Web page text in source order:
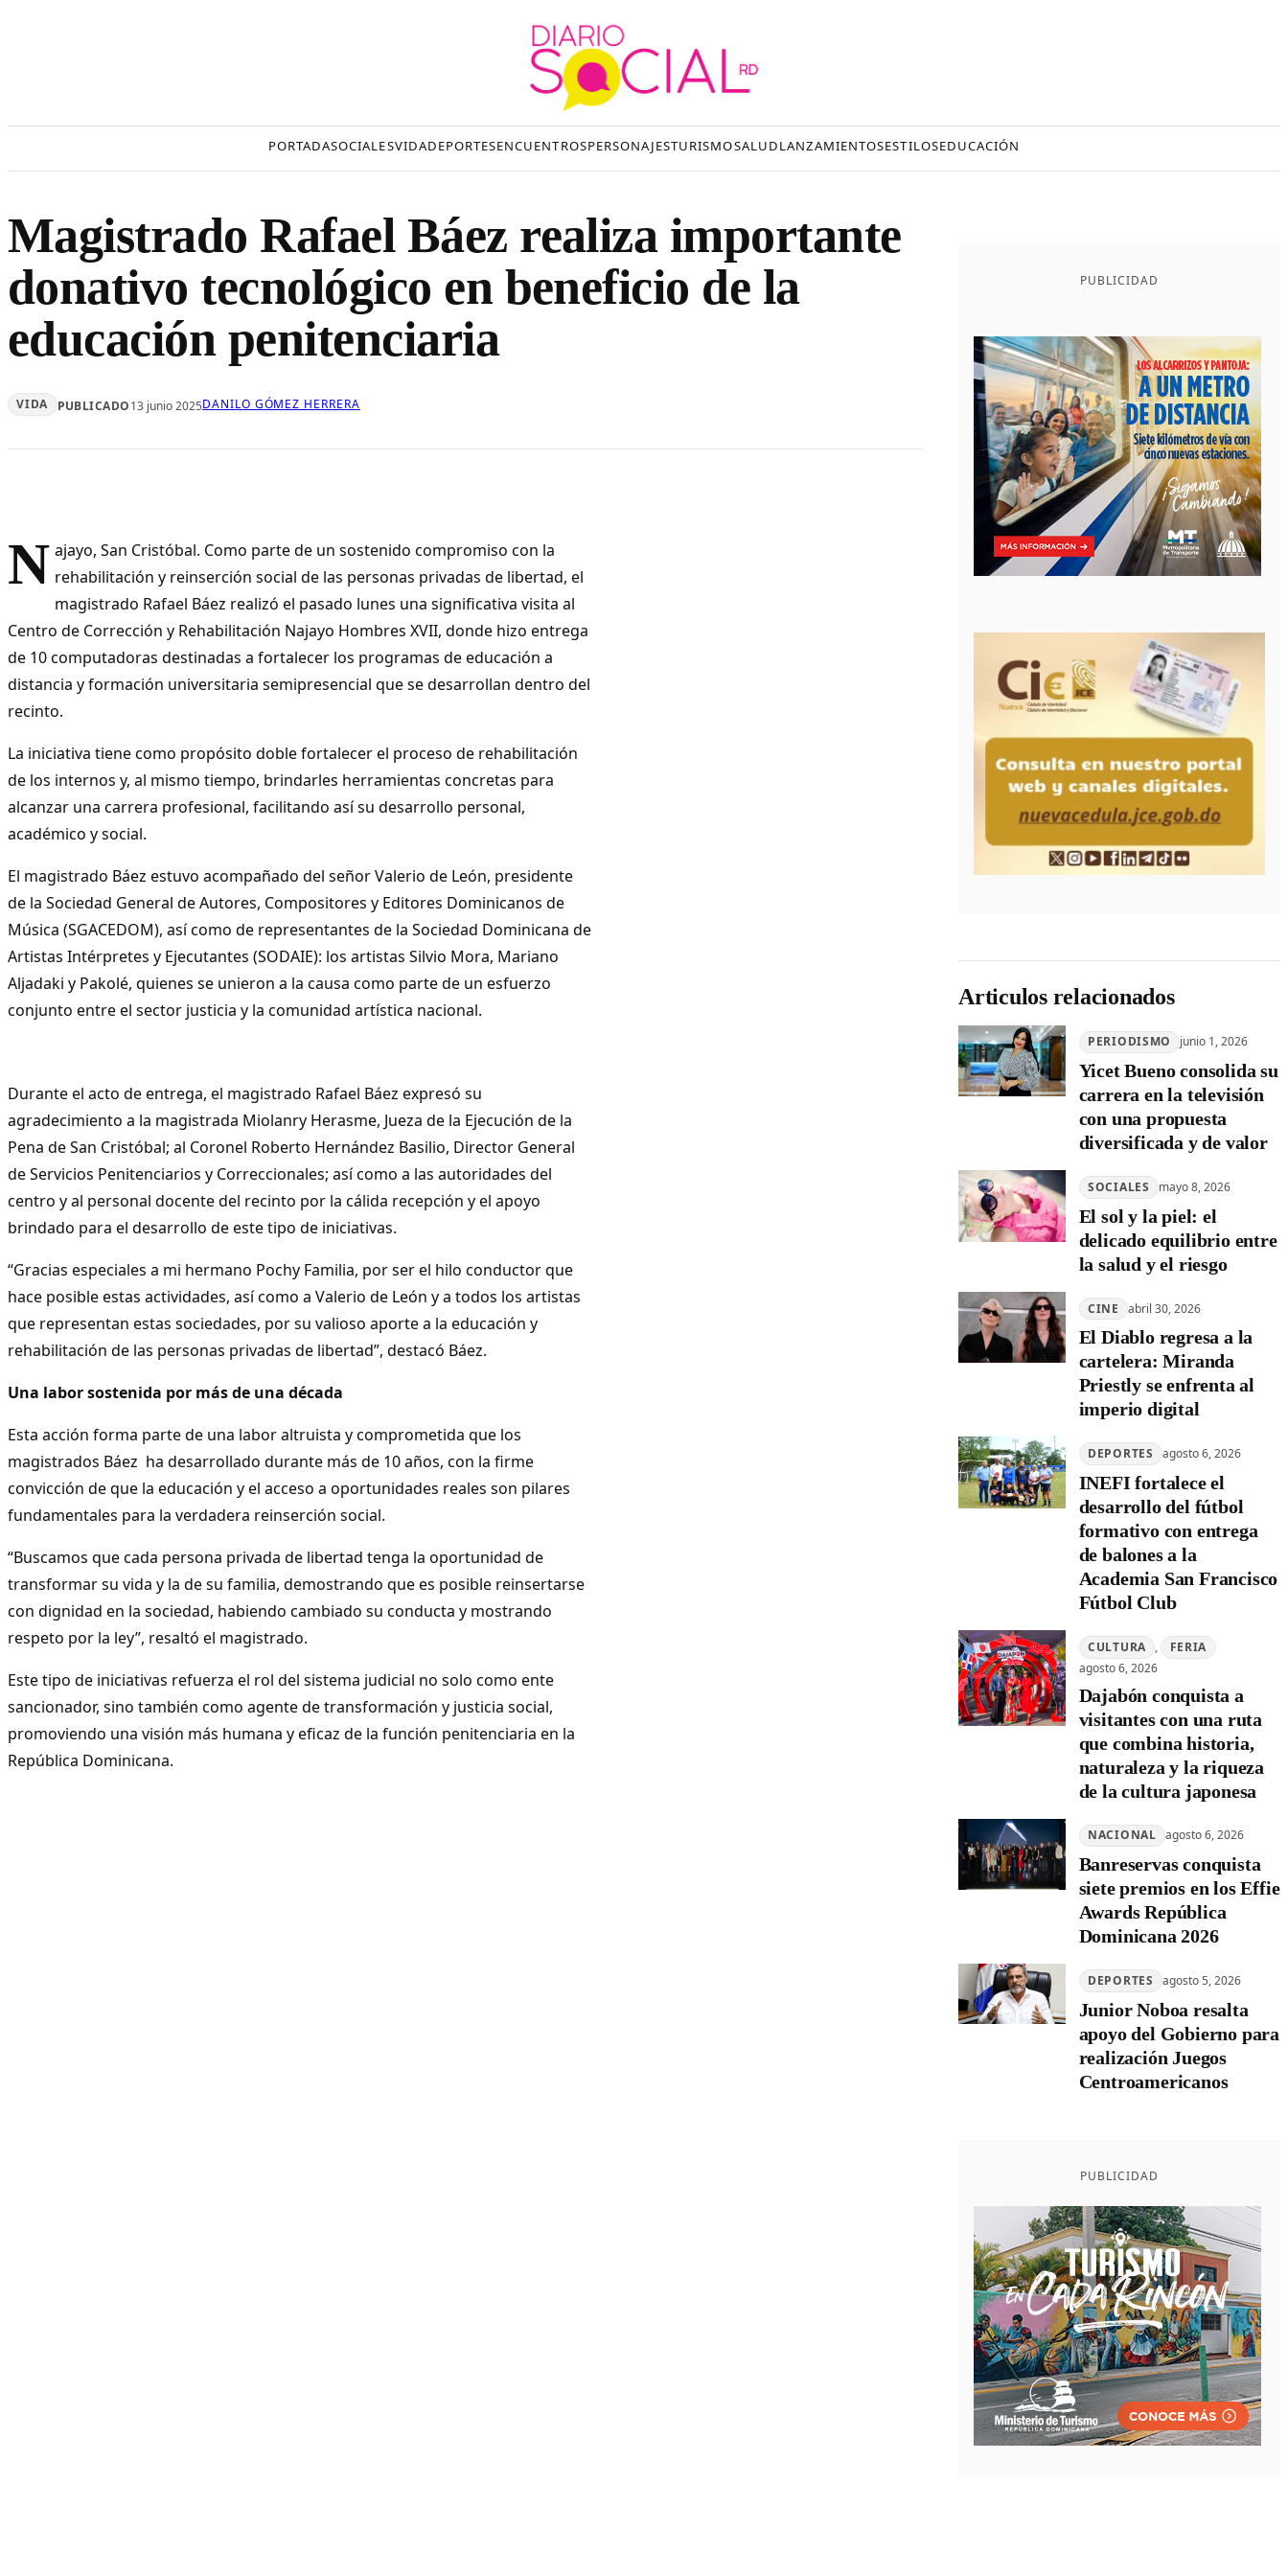
PORTADASOCIALESVIDADEPORTESENCUENTROSPERSONAJESTURISMOSALUDLANZAMIENTOSESTILOSEDUCACIÓN
Magistrado Rafael Báez realiza importante
donativo tecnológico en beneficio de la
educación penitenciaria
VIDA PUBLICADO13 junio 2025DANILO GÓMEZ HERRERA
N ajayo, San Cristóbal. Como parte de un sostenido compromiso con la
rehabilitación y reinserción social de las personas privadas de libertad, el
magistrado Rafael Báez realizó el pasado lunes una significativa visita al
Centro de Corrección y Rehabilitación Najayo Hombres XVII, donde hizo entrega
de 10 computadoras destinadas a fortalecer los programas de educación a
distancia y formación universitaria semipresencial que se desarrollan dentro del
recinto.
La iniciativa tiene como propósito doble fortalecer el proceso de rehabilitación
de los internos y, al mismo tiempo, brindarles herramientas concretas para
alcanzar una carrera profesional, facilitando así su desarrollo personal,
académico y social.
El magistrado Báez estuvo acompañado del señor Valerio de León, presidente
de la Sociedad General de Autores, Compositores y Editores Dominicanos de
Música (SGACEDOM), así como de representantes de la Sociedad Dominicana de
Artistas Intérpretes y Ejecutantes (SODAIE): los artistas Silvio Mora, Mariano
Aljadaki y Pakolé, quienes se unieron a la causa como parte de un esfuerzo
conjunto entre el sector justicia y la comunidad artística nacional.
Durante el acto de entrega, el magistrado Rafael Báez expresó su
agradecimiento a la magistrada Miolanry Herasme, Jueza de la Ejecución de la
Pena de San Cristóbal; al Coronel Roberto Hernández Basilio, Director General
de Servicios Penitenciarios y Correccionales; así como a las autoridades del
centro y al personal docente del recinto por la cálida recepción y el apoyo
brindado para el desarrollo de este tipo de iniciativas.
“Gracias especiales a mi hermano Pochy Familia, por ser el hilo conductor que
hace posible estas actividades, así como a Valerio de León y a todos los artistas
que representan estas sociedades, por su valioso aporte a la educación y
rehabilitación de las personas privadas de libertad”, destacó Báez.
Una labor sostenida por más de una década
Esta acción forma parte de una labor altruista y comprometida que los
magistrados Báez ha desarrollado durante más de 10 años, con la firme
convicción de que la educación y el acceso a oportunidades reales son pilares
fundamentales para la verdadera reinserción social.
“Buscamos que cada persona privada de libertad tenga la oportunidad de
transformar su vida y la de su familia, demostrando que es posible reinsertarse
con dignidad en la sociedad, habiendo cambiado su conducta y mostrando
respeto por la ley”, resaltó el magistrado.
Este tipo de iniciativas refuerza el rol del sistema judicial no solo como ente
sancionador, sino también como agente de transformación y justicia social,
promoviendo una visión más humana y eficaz de la función penitenciaria en la
República Dominicana.
PUBLICIDAD
Articulos relacionados
PERIODISMO junio 1, 2026
Yicet Bueno consolida su
carrera en la televisión
con una propuesta
diversificada y de valor
SOCIALES mayo 8, 2026
El sol y la piel: el
delicado equilibrio entre
la salud y el riesgo
CINE abril 30, 2026
El Diablo regresa a la
cartelera: Miranda
Priestly se enfrenta al
imperio digital
DEPORTES agosto 6, 2026
INEFI fortalece el
desarrollo del fútbol
formativo con entrega
de balones a la
Academia San Francisco
Fútbol Club
CULTURA ,
FERIA
agosto 6, 2026
Dajabón conquista a
visitantes con una ruta
que combina historia,
naturaleza y la riqueza
de la cultura japonesa
NACIONAL agosto 6, 2026
Banreservas conquista
siete premios en los Effie
Awards República
Dominicana 2026
DEPORTES agosto 5, 2026
Junior Noboa resalta
apoyo del Gobierno para
realización Juegos
Centroamericanos
PUBLICIDAD